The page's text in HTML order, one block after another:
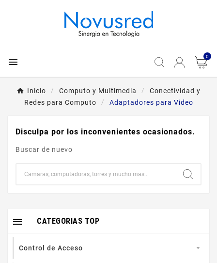
 0
Inicio Computo y Multimedia
Conectividad y
Redes para Computo
Adaptadores para Video
Disculpa por los inconvenientes ocasionados.
Buscar de nuevo
CATEGORIAS TOP

Control de Acceso 